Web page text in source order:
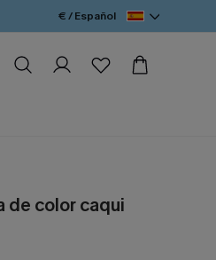
€ / Español
de color caqui